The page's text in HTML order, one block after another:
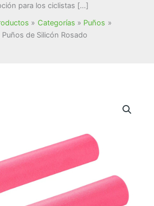
para los ciclistas […]
Categorías
Puños
Puños de Silicón Rosado